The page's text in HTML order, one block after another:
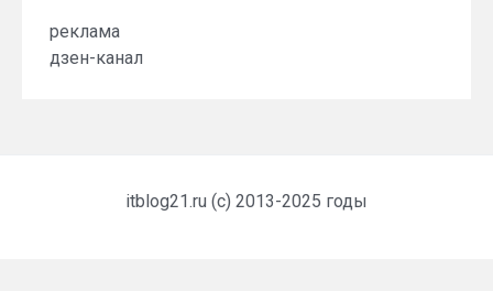
реклама
дзен-канал
itblog21.ru (c) 2013-2025 годы